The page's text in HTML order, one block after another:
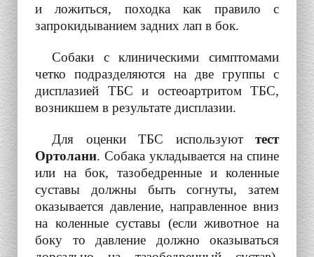
и ложиться, походка как правило с
запрокидыванием задних лап в бок.
Собаки с клиническими симптомами
четко подразделяются на две группы с
дисплазией ТБС и остеоартритом ТБС,
возникшем в результате дисплазии.
Для оценки ТБС используют тест
Ортолани. Собака укладывается на спине
или на бок, тазобедренные и коленные
суставы должны быть согнуты, затем
оказывается давление, направленное вниз
на коленные суставы (если животное на
боку то давление должно оказываться